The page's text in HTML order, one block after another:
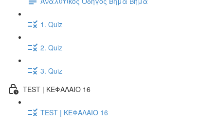
1. Quiz
2. Quiz
3. Quiz
TEST | ΚΕΦΑΛΑΙΟ 16
TEST | ΚΕΦΑΛΑΙΟ 16